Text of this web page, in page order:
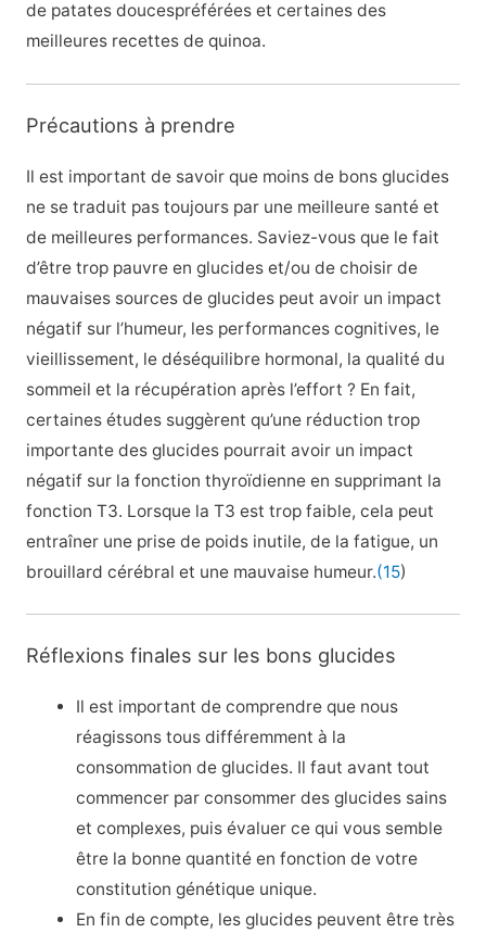
de patates doucespréférées et certaines des
meilleures recettes de quinoa.
Précautions à prendre
Il est important de savoir que moins de bons glucides
ne se traduit pas toujours par une meilleure santé et
de meilleures performances. Saviez-vous que le fait
d’être trop pauvre en glucides et/ou de choisir de
mauvaises sources de glucides peut avoir un impact
négatif sur l’humeur, les performances cognitives, le
vieillissement, le déséquilibre hormonal, la qualité du
sommeil et la récupération après l’effort ? En fait,
certaines études suggèrent qu’une réduction trop
importante des glucides pourrait avoir un impact
négatif sur la fonction thyroïdienne en supprimant la
fonction T3. Lorsque la T3 est trop faible, cela peut
entraîner une prise de poids inutile, de la fatigue, un
brouillard cérébral et une mauvaise humeur.(15)
Réflexions finales sur les bons glucides
Il est important de comprendre que nous
réagissons tous différemment à la
consommation de glucides. Il faut avant tout
commencer par consommer des glucides sains
et complexes, puis évaluer ce qui vous semble
être la bonne quantité en fonction de votre
constitution génétique unique.
En fin de compte, les glucides peuvent être très